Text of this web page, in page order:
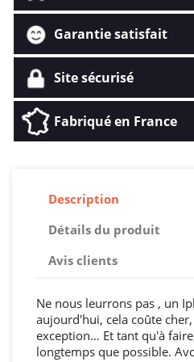
Garantie satisfait
Site sécurisé
Fabriqué en France
Description
Détails du produit
Avis clients
Ne nous leurrons pas , un
aujourd'hui, cela coûte
exception… Et tant qu'à
longtemps que possible.